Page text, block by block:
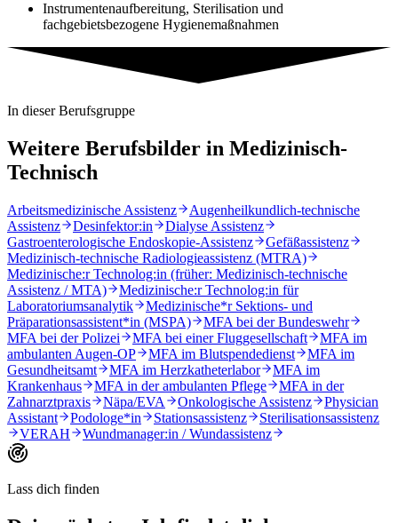
Instrumentenaufbereitung, Sterilisation und
fachgebietsbezogene Hygienemaßnahmen
In dieser Berufsgruppe
Weitere Berufsbilder in Medizinisch-
Technisch
Arbeitsmedizinische Assistenz
Augenheilkundlich-technische
Assistenz
Desinfektor:in
Dialyse Assistenz
Gastroenterologische Endoskopie-Assistenz
Gefäßassistenz
Medizinisch-technische Radiologieassistenz (MTRA)
Medizinische:r Technolog:in (früher: Medizinisch-technische
Assistenz / MTA)
Medizinische:r Technolog:in für
Laboratoriumsanalytik
Medizinische*r Sektions- und
Präparationsassistent*in (MSPA)
MFA bei der Bundeswehr
MFA bei der Polizei
MFA bei einer Fluggesellschaft
MFA im
ambulanten Augen-OP
MFA im Blutspendedienst
MFA im
Gesundheitsamt
MFA im Herzkatheterlabor
MFA im
Krankenhaus
MFA in der ambulanten Pflege
MFA in der
Zahnarztpraxis
Näpa/EVA Onkologische Assistenz
Physician
Assistant
Podologe*in Stationsassistenz
Sterilisationsassistenz
VERAH
Wundmanager:in / Wundassistenz
Lass dich finden